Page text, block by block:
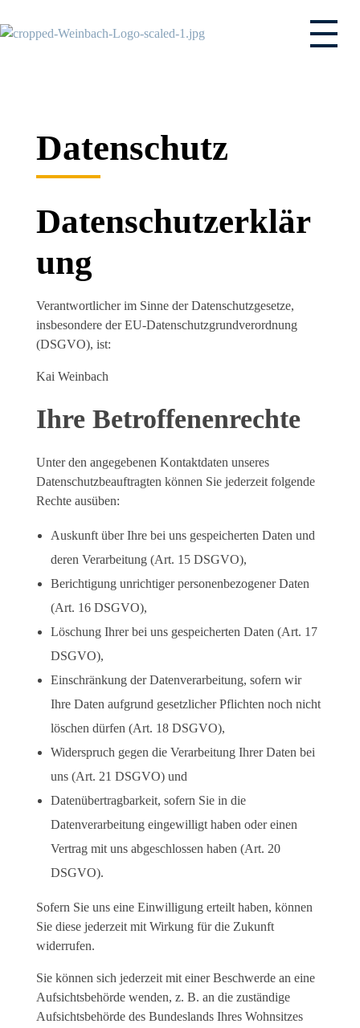
Datenschutz
Datenschutzerklär
ung
Verantwortlicher im Sinne der Datenschutzgesetze,
insbesondere der EU-Datenschutzgrundverordnung
(DSGVO), ist:
Kai Weinbach
Ihre Betroffenenrechte
Unter den angegebenen Kontaktdaten unseres
Datenschutzbeauftragten können Sie jederzeit folgende
Rechte ausüben:
Auskunft über Ihre bei uns gespeicherten Daten und
deren Verarbeitung (Art. 15 DSGVO),
Berichtigung unrichtiger personenbezogener Daten
(Art. 16 DSGVO),
Löschung Ihrer bei uns gespeicherten Daten (Art. 17
DSGVO),
Einschränkung der Datenverarbeitung, sofern wir
Ihre Daten aufgrund gesetzlicher Pflichten noch nicht
löschen dürfen (Art. 18 DSGVO),
Widerspruch gegen die Verarbeitung Ihrer Daten bei
uns (Art. 21 DSGVO) und
Datenübertragbarkeit, sofern Sie in die
Datenverarbeitung eingewilligt haben oder einen
Vertrag mit uns abgeschlossen haben (Art. 20
DSGVO).
Sofern Sie uns eine Einwilligung erteilt haben, können
Sie diese jederzeit mit Wirkung für die Zukunft
widerrufen.
Sie können sich jederzeit mit einer Beschwerde an eine
Aufsichtsbehörde wenden, z. B. an die zuständige
Aufsichtsbehörde des Bundeslands Ihres Wohnsitzes